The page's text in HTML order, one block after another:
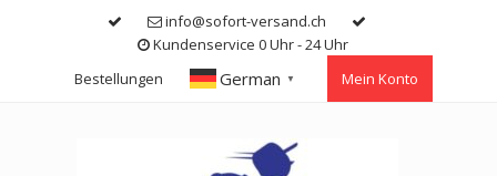
info@sofort-versand.ch
Kundenservice 0 Uhr - 24 Uhr
Bestellungen
German ▼ Mein Konto